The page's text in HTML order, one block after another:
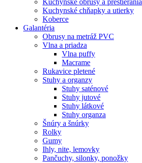
Kuchynské obrusy a prestierania
Kuchynské chňapky a utierky
Koberce
Galantéria
Obrusy na metráž PVC
Vlna a priadza
Vlna puffy
Macrame
Rukavice pletené
Stuhy a organzy
Stuhy saténové
Stuhy jutové
Stuhy látkové
Stuhy organza
Šnúry a šnúrky
Rolky
Gumy
Ihly, nite, lemovky
Pančuchy, silonky, ponožky